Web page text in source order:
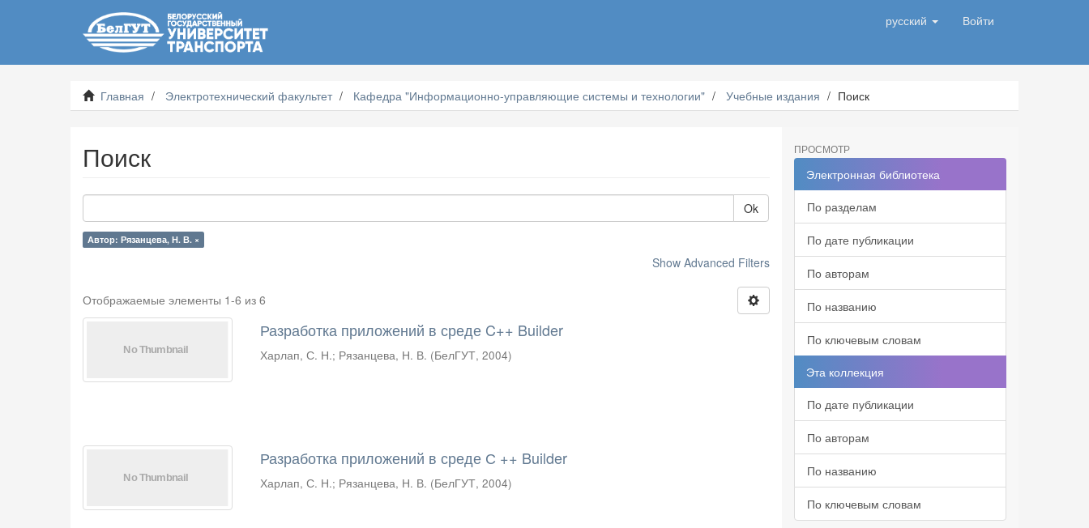
русский Войти
Главная Электротехнический факультет Кафедра "Информационно-управляющие системы и технологии" Учебные издания Поиск
Поиск
Ok
Автор: Рязанцева, Н. В. ×
Show Advanced Filters
Отображаемые элементы 1-6 из 6
Разработка приложений в среде C++ Builder
Харлап, С. Н.; Рязанцева, Н. В. (БелГУТ,2004)
Разработка приложений в среде С ++ Builder
Харлап, С. Н.; Рязанцева, Н. В. (БелГУТ,2004)
ПРОСМОТР
Электронная библиотека
По разделам
По дате публикации
По авторам
По названию
По ключевым словам
Эта коллекция
По дате публикации
По авторам
По названию
По ключевым словам